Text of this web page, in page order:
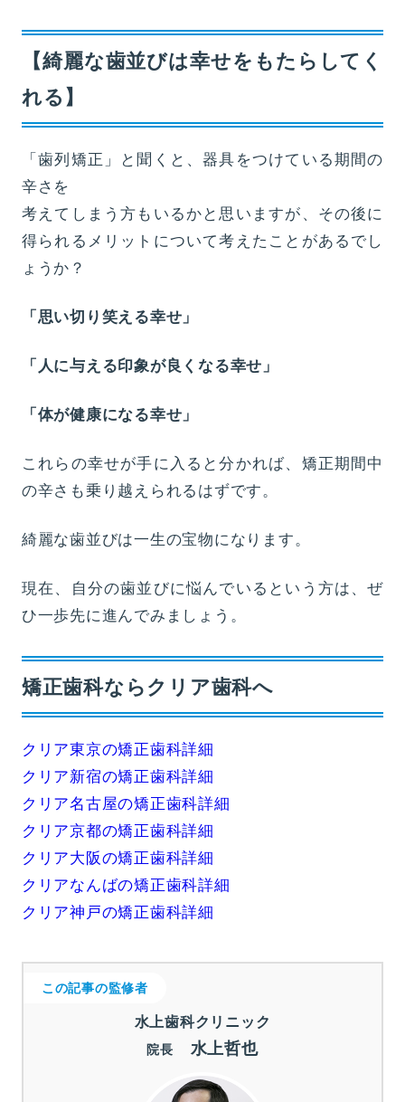
【綺麗な歯並びは幸せをもたらしてく
れる】
「歯列矯正」と聞くと、器具をつけている期間の
辛さを
考えてしまう方もいるかと思いますが、その後に
得られるメリットについて考えたことがあるでし
ょうか？
「思い切り笑える幸せ」
「人に与える印象が良くなる幸せ」
「体が健康になる幸せ」
これらの幸せが手に入ると分かれば、矯正期間中
の辛さも乗り越えられるはずです。
綺麗な歯並びは一生の宝物になります。
現在、自分の歯並びに悩んでいるという方は、ぜ
ひ一歩先に進んでみましょう。
矯正歯科ならクリア歯科へ
クリア東京の矯正歯科詳細
クリア新宿の矯正歯科詳細
クリア名古屋の矯正歯科詳細
クリア京都の矯正歯科詳細
クリア大阪の矯正歯科詳細
クリアなんばの矯正歯科詳細
クリア神戸の矯正歯科詳細
この記事の監修者
水上歯科クリニック
院長 水上哲也